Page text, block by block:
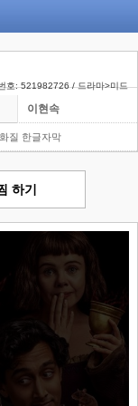
호: 521982726 / 드라마>미드
이현속
질 한글자막
하기